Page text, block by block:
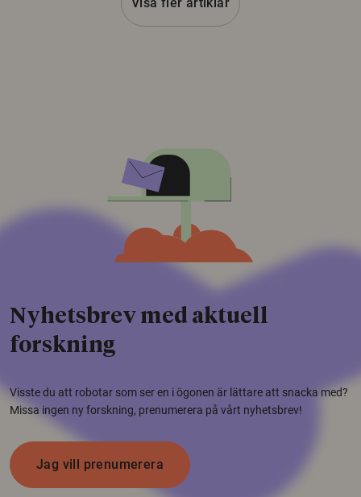
Nyhetsbrev med aktuell
forskning
Visste du att robotar som ser en i ögonen är lättare att snacka med?
Missa ingen ny forskning, prenumerera på vårt nyhetsbrev!
Jag vill prenumerera